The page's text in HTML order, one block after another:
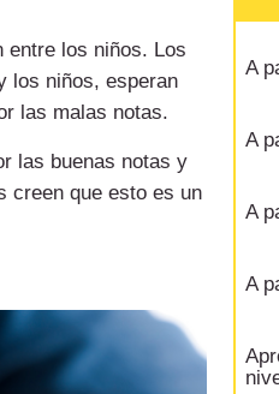
entre los niños. Los
los niños, esperan
las malas notas.
las buenas notas y
creen que esto es un
A
A
A
A